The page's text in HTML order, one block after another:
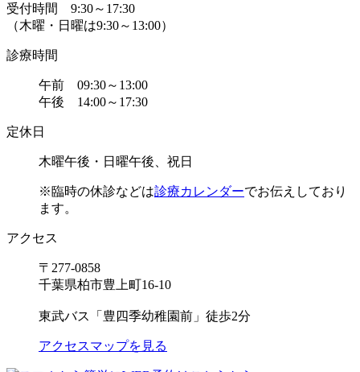
受付時間 9:30～17:30
（木曜・日曜は9:30～13:00）
診療時間
午前 09:30～13:00
午後 14:00～17:30
定休日
木曜午後・日曜午後、祝日
※臨時の休診などは診療カレンダーでお伝えしており
ます。
アクセス
〒277-0858
千葉県柏市豊上町16-10
東武バス「豊四季幼稚園前」徒歩2分
アクセスマップを見る